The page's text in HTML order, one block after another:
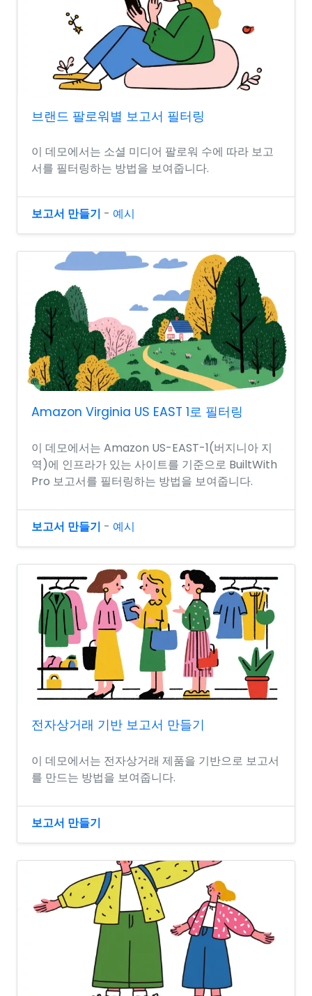
브랜드 팔로워별 보고서 필터링
이 데모에서는 소셜 미디어 팔로워 수에 따라 보고
서를 필터링하는 방법을 보여줍니다.
보고서 만들기 - 예시
Amazon Virginia US EAST 1로 필터링
이 데모에서는 Amazon US-EAST-1(버지니아 지
역)에 인프라가 있는 사이트를 기준으로 BuiltWith
Pro 보고서를 필터링하는 방법을 보여줍니다.
보고서 만들기 - 예시
전자상거래 기반 보고서 만들기
이 데모에서는 전자상거래 제품을 기반으로 보고서
를 만드는 방법을 보여줍니다.
보고서 만들기